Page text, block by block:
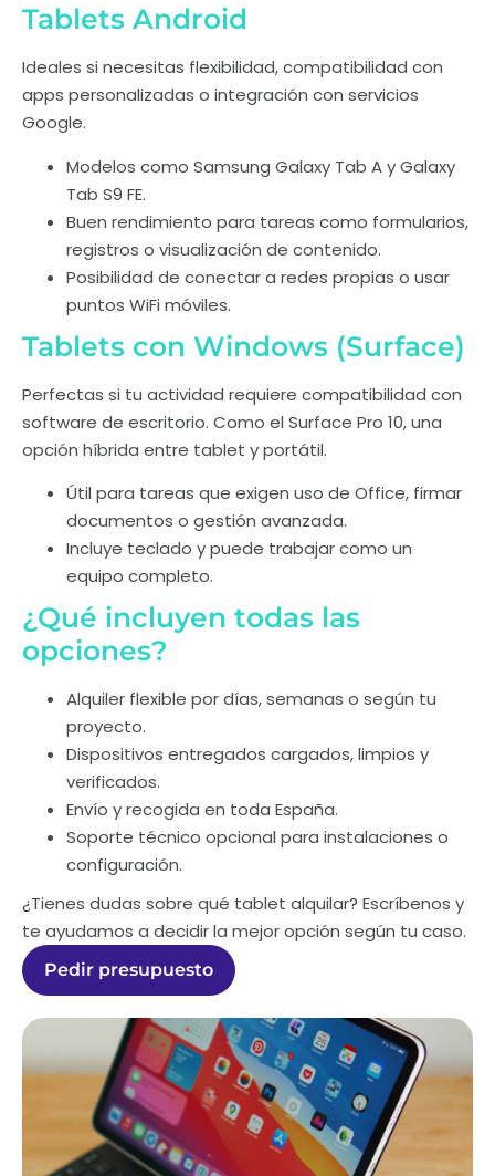
Tablets Android
Ideales si necesitas flexibilidad, compatibilidad con
apps personalizadas o integración con servicios
Google.
Modelos como Samsung Galaxy Tab A y Galaxy
Tab S9 FE.
Buen rendimiento para tareas como formularios,
registros o visualización de contenido.
Posibilidad de conectar a redes propias o usar
puntos WiFi móviles.
Tablets con Windows (Surface)
Perfectas si tu actividad requiere compatibilidad con
software de escritorio. Como el Surface Pro 10, una
opción híbrida entre tablet y portátil.
Útil para tareas que exigen uso de Office, firmar
documentos o gestión avanzada.
Incluye teclado y puede trabajar como un
equipo completo.
¿Qué incluyen todas las
opciones?
Alquiler flexible por días, semanas o según tu
proyecto.
Dispositivos entregados cargados, limpios y
verificados.
Envío y recogida en toda España.
Soporte técnico opcional para instalaciones o
configuración.
¿Tienes dudas sobre qué tablet alquilar? Escríbenos y
te ayudamos a decidir la mejor opción según tu caso.
Pedir presupuesto